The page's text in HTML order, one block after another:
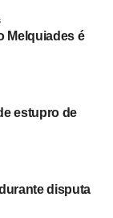
Melquiades é
estupro de
disputa